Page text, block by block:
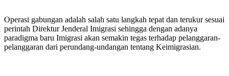
Operasi gabungan adalah salah satu langkah tepat dan terukur sesuai
perintah Direktur Jenderal Imigrasi sehingga dengan adanya
paradigma baru Imigrasi akan semakin tegas terhadap pelanggaran-
pelanggaran dari perundang-undangan tentang Keimigrasian.